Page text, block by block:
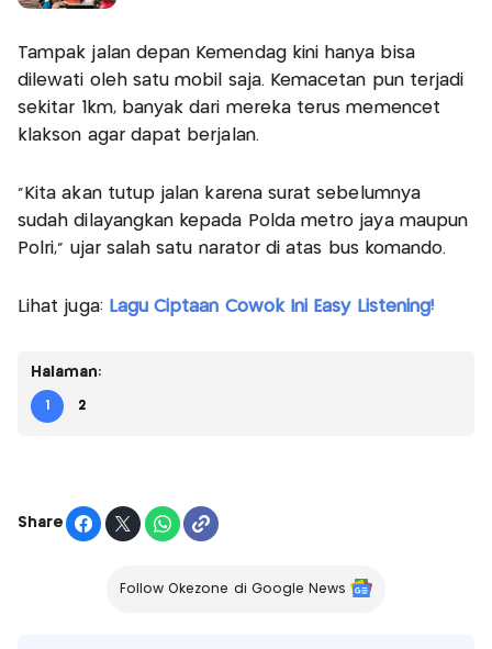
Tampak jalan depan Kemendag kini hanya bisa
dilewati oleh satu mobil saja. Kemacetan pun terjadi
sekitar 1km, banyak dari mereka terus memencet
klakson agar dapat berjalan.
"Kita akan tutup jalan karena surat sebelumnya
sudah dilayangkan kepada Polda metro jaya maupun
Polri," ujar salah satu narator di atas bus komando.
Lihat juga: Lagu Ciptaan Cowok Ini Easy Listening!
Halaman:
1 2
Share
Follow Okezone di Google News